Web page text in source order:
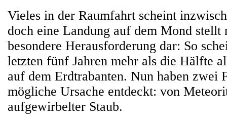
Vieles in der Raumfahrt scheint
doch eine Landung auf dem Mond stellt
besondere Herausforderung dar: So
letzten fünf Jahren mehr als die Hälfte
auf dem Erdtrabanten. Nun haben zwei
mögliche Ursache entdeckt: von
aufgewirbelter Staub.